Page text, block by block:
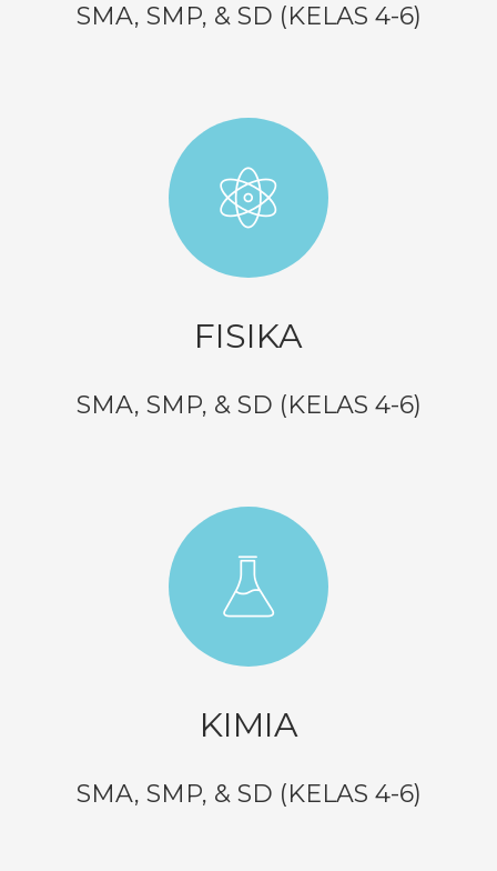
SMA, SMP, & SD (KELAS 4-6)
FISIKA
SMA, SMP, & SD (KELAS 4-6)
KIMIA
SMA, SMP, & SD (KELAS 4-6)